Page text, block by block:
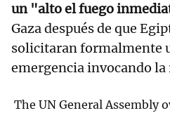
un "alto el fuego
Gaza después de que
solicitaran formalmente
emergencia invocando la
The UN General Assembly